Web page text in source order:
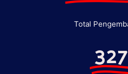
Total
327